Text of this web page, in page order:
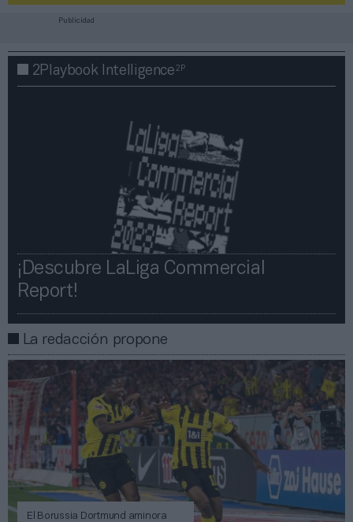
Publicidad
2Playbook Intelligence2P
¡Descubre LaLiga Commercial
Report!​​
La redacción propone
El Borussia Dortmund aminora